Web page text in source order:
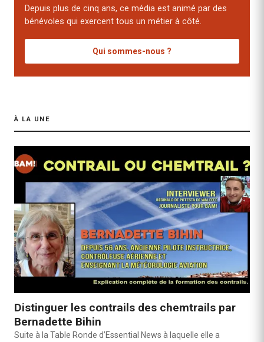
Depuis plus de cinq ans, ce média est animé par des
bénévoles qui exercent tous un métier à côté.
Qui sommes-nous ?
À LA UNE
Distinguer les contrails des chemtrails par
Bernadette Bihin
Suite à la Table Ronde d’Essential News à laquelle elle a